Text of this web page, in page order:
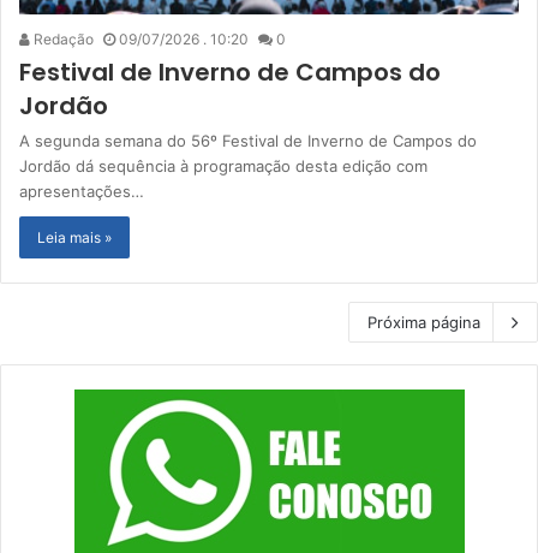
Redação 09/07/2026 . 10:20 0
Festival de Inverno de Campos do
Jordão
A segunda semana do 56º Festival de Inverno de Campos do
Jordão dá sequência à programação desta edição com
apresentações…
Leia mais »
Próxima página